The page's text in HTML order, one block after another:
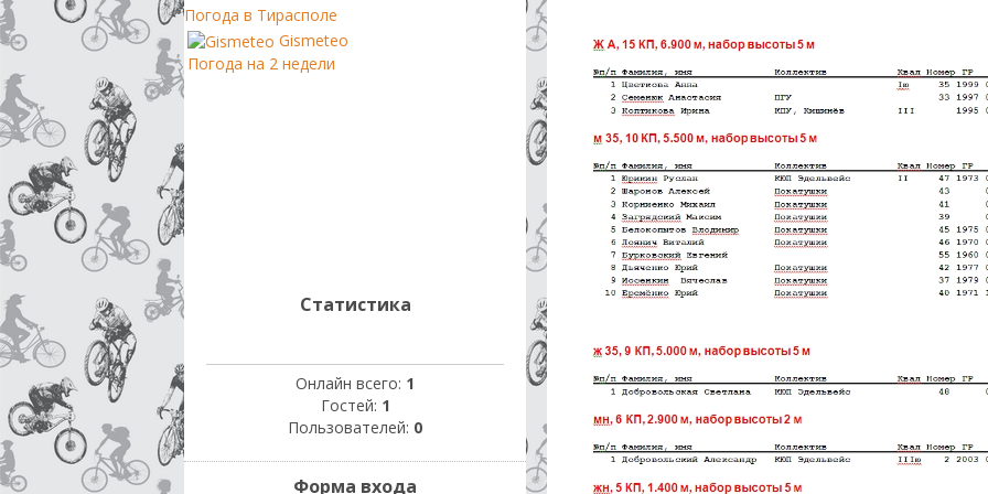
Погода в Тирасполе
Gismeteo
Погода на 2 недели
Статистика
Онлайн всего: 1
Гостей: 1
Пользователей: 0
Форма входа